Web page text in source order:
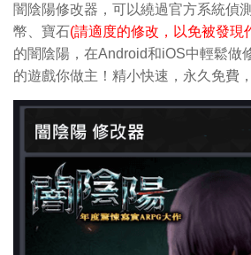
闇陰陽修改器，可以繞過官方系統偵
幣、寶石(請適度的修改，以免被發現
的闇陰陽，在Android和iOS中輕鬆做
的遊戲你做主！精小快速，永久免費